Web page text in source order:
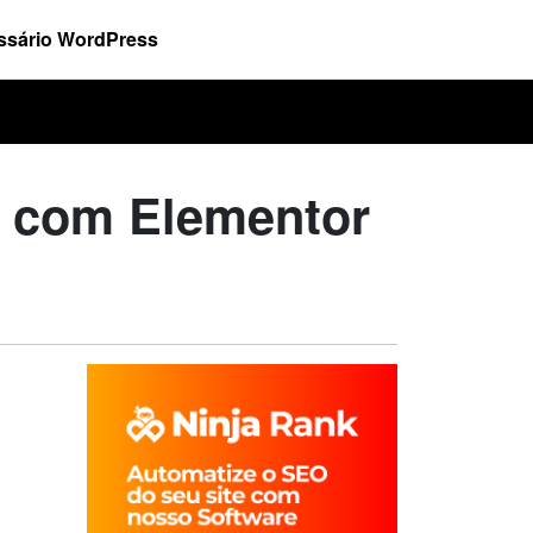
WordPress
Elementor